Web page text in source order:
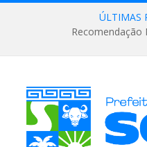
ÚLTIMAS
Recomendação